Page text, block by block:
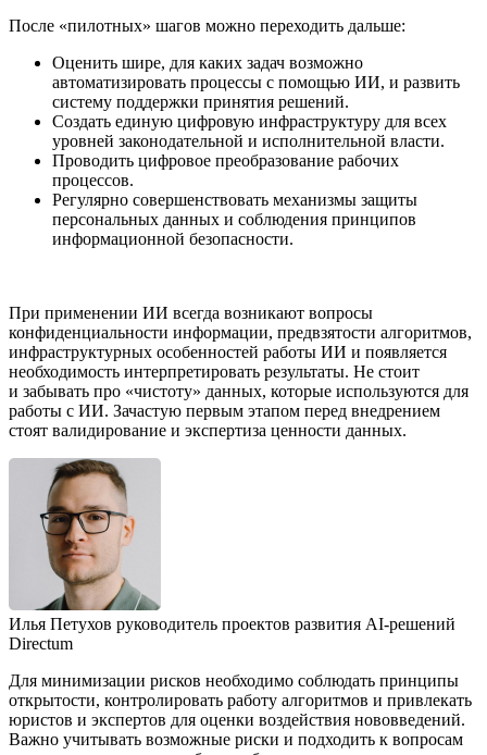
После «пилотных» шагов можно переходить дальше:
Оценить шире, для каких задач возможно
автоматизировать процессы с помощью ИИ, и развить
систему поддержки принятия решений.
Создать единую цифровую инфраструктуру для всех
уровней законодательной и исполнительной власти.
Проводить цифровое преобразование рабочих
процессов.
Регулярно совершенствовать механизмы защиты
персональных данных и соблюдения принципов
информационной безопасности.
При применении ИИ всегда возникают вопросы
конфиденциальности информации, предвзятости алгоритмов,
инфраструктурных особенностей работы ИИ и появляется
необходимость интерпретировать результаты. Не стоит
и забывать про «чистоту» данных, которые используются для
работы с ИИ. Зачастую первым этапом перед внедрением
стоят валидирование и экспертиза ценности данных.
Илья Петухов руководитель проектов развития AI-решений
Directum
Для минимизации рисков необходимо соблюдать принципы
открытости, контролировать работу алгоритмов и привлекать
юристов и экспертов для оценки воздействия нововведений.
Важно учитывать возможные риски и подходить к вопросам